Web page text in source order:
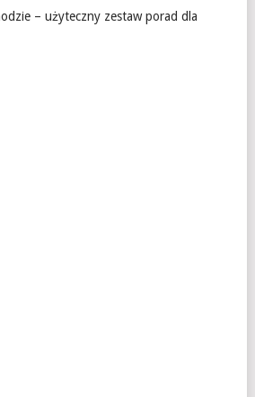
– użyteczny zestaw porad dla